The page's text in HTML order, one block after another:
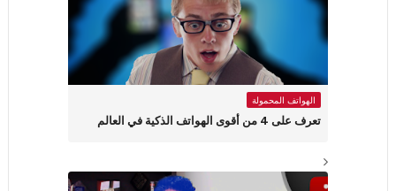
الهواتف المحمولة
تعرف على 4 من أقوى الهواتف الذكية في العالم